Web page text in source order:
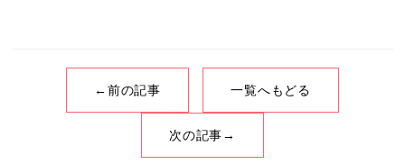
←前の記事 一覧へもどる
次の記事→